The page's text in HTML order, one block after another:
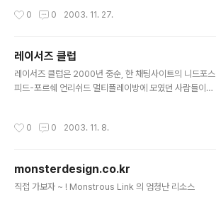
0 0 2003. 11. 27.
레이서즈 클럽
레이서즈 클럽은 2000년 중순, 한 채팅사이트의 니드포스
피드-포르쉐 언리쉬드 멀티플레이방에 모였던 사람들이
니티 운영, 멀티플레이 도모, 대회 진행 등을 해오고 있습니
0 0 2003. 11. 8.
monsterdesign.co.kr
직접 가보자 ~ ! Monstrous Link 의 엄청난 리소스